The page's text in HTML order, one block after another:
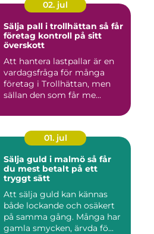
02. jul
Sälja pall i trollhättan så får
företag kontroll på sitt
överskott
Att hantera lastpallar är en
vardagsfråga för många
företag i Trollhättan, men
sällan den som får me...
01. jul
Sälja guld i malmö så får
du mest betalt på ett
tryggt sätt
Att sälja guld kan kännas
både lockande och osäkert
på samma gång. Många har
gamla smycken, ärvda fö...